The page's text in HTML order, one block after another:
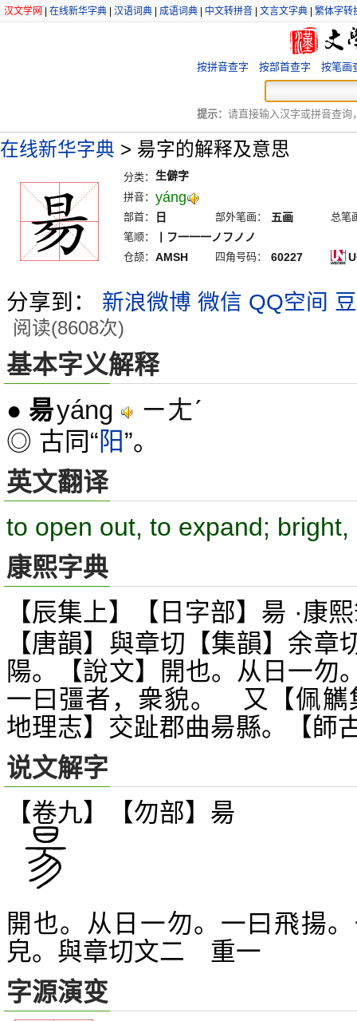
汉文学网 在线新华字典 汉语词典 成语词典 中文转拼音 文言文字典 繁体字转
按拼音查字 按部首查字 按笔画
提示： 请直接输入汉字或拼音查询
在线新华字典 > 昜字的解释及意思
分类： 生僻字
拼音： yáng
部首： 日 部外笔画： 五画
总笔
笔顺：
丨フ一一一ノフノノ
仓颉： AMSH 四角号码： 60227
分享到： 新浪微博 微信 QQ空间
阅读(8608次)
基本字义解释
● 昜yáng ㄧㄤˊ
◎ 古同“阳”。
英文翻译
to open out, to expand; bright,
康熙字典
【辰集上】【日字部】昜 ·康
【唐韻】與章切【集韻】余章
陽。【說文】開也。从日一勿
一曰彊者，衆貌。 又【佩
地理志】交趾郡曲昜縣。【師
说文解字
【卷九】【勿部】 昜
開也。从日一勿。一曰飛揚
皃。與章切文二 重一
字源演变